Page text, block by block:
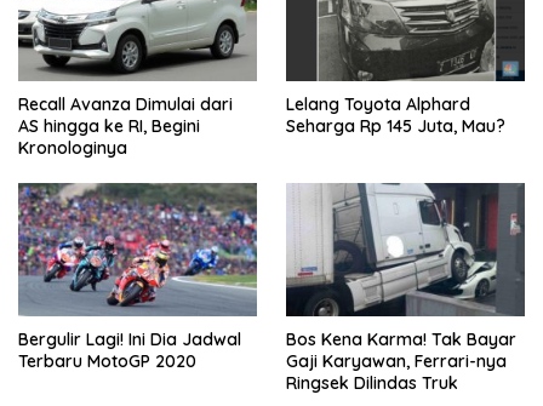
Recall Avanza Dimulai dari
AS hingga ke RI, Begini
Kronologinya
Lelang Toyota Alphard
Seharga Rp 145 Juta, Mau?
Bergulir Lagi! Ini Dia Jadwal
Terbaru MotoGP 2020
Bos Kena Karma! Tak Bayar
Gaji Karyawan, Ferrari-nya
Ringsek Dilindas Truk